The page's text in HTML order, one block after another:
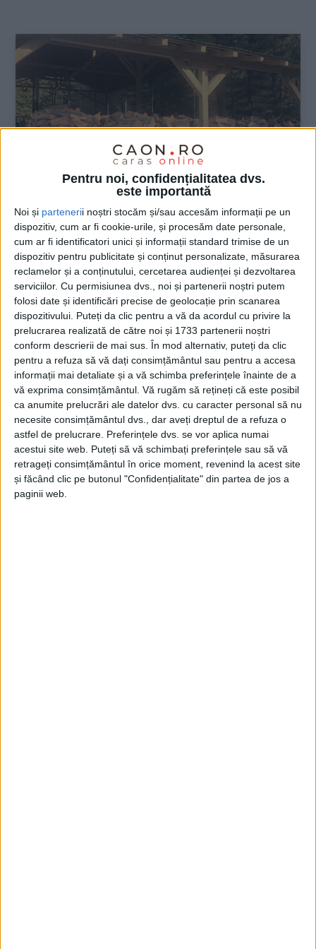
Pentru noi, confidențialitatea dvs.
este importantă
Noi și partenerii noștri stocăm și/sau accesăm informații pe un
dispozitiv, cum ar fi cookie-urile, și procesăm date personale,
cum ar fi identificatori unici și informații standard trimise de un
dispozitiv pentru publicitate și conținut personalizate, măsurarea
reclamelor și a conținutului, cercetarea audienței și dezvoltarea
serviciilor. Cu permisiunea dvs., noi și partenerii noștri putem
folosi date și identificări precise de geolocație prin scanarea
dispozitivului. Puteți da clic pentru a vă da acordul cu privire la
prelucrarea realizată de către noi și 1733 partenerii noștri
conform descrierii de mai sus. În mod alternativ, puteți da clic
pentru a refuza să vă dați consimțământul sau pentru a accesa
informații mai detaliate și a vă schimba preferințele înainte de a
vă exprima consimțământul. Vă rugăm să rețineți că este posibil
ca anumite prelucrări ale datelor dvs. cu caracter personal să nu
necesite consimțământul dvs., dar aveți dreptul de a refuza o
astfel de prelucrare. Preferințele dvs. se vor aplica numai
acestui site web. Puteți să vă schimbați preferințele sau să vă
retrageți consimțământul în orice moment, revenind la acest site
și făcând clic pe butonul "Confidențialitate" din partea de jos a
paginii web.
ŞTIRILE JUDEŢULUI CARAŞ-SEVERIN
Cărăşenii au asigurat lemnul de foc
5 OCTOMBRIE 2024, 08:52 AM 2 MINUTE DE CITIRE
CARAŞ-SEVERIN – Pentru această iarnă, necesarul de lemnul
de foc este asigurat, spune Ion Tabugan, directorul Direcţiei
Silvice Caraş-Severin, estimările fiind pentru un volum de
40.000 mc. În acest moment, la Direcţia Silvică Caraş-Severin
sunt disponibili 17.000 mc de lemn pentru încălzirea populaţiei,
din care 10.000 mc se află în depozite, 2.000 mc pe platformele
primare și 5.000 mc fasonat la cioată!
Arhive